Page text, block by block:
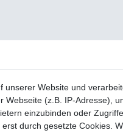
unserer Website und
Webseite (z.B. IP-Adresse),
einzubinden oder
durch gesetzte Cookies.